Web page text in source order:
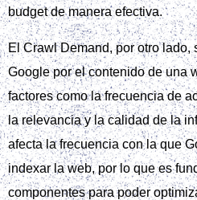
budget de manera efectiva.
El Crawl Demand, por otro lado,
Google por el contenido de una
factores como la frecuencia de
la relevancia y la calidad de la
afecta la frecuencia con la que
indexar la web, por lo que es
componentes para poder